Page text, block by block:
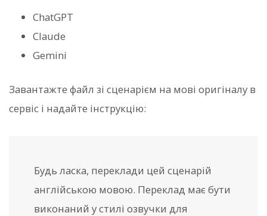
ChatGPT
Claude
Gemini
Завантажте файл зі сценарієм на мові оригіналу в
сервіс і надайте інструкцію:
Будь ласка, переклади цей сценарій
англійською мовою. Переклад має бути
виконаний у стилі озвучки для